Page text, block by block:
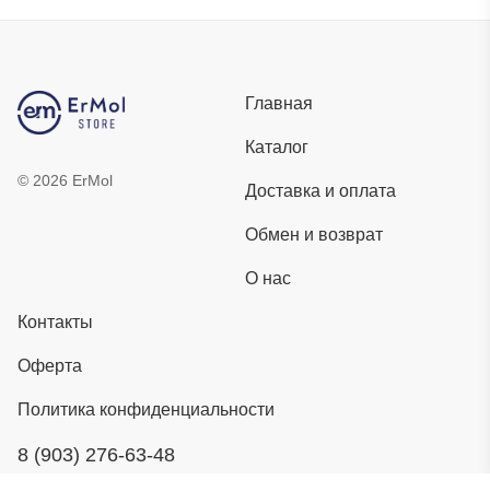
© 2026 ErMol
Главная
Каталог
Доставка и оплата
Обмен и возврат
О нас
Контакты
Оферта
Политика конфиденциальности
8 (903) 276-63-48